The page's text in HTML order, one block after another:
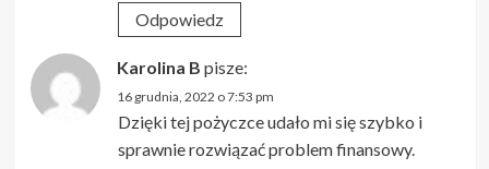
Odpowiedz
Karolina B pisze:
16 grudnia, 2022 o 7:53 pm
Dzięki tej pożyczce udało mi się szybko i
sprawnie rozwiązać problem finansowy.